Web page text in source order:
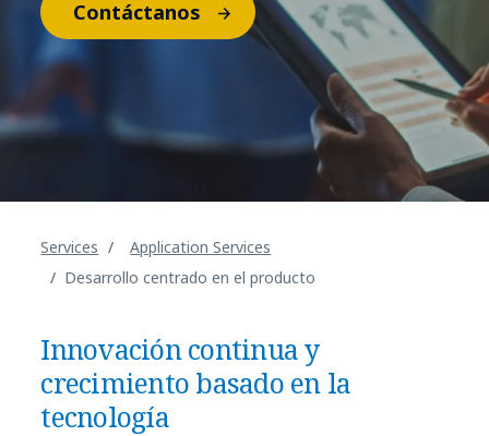
Contáctanos
Services
Application Services
Desarrollo centrado en el producto
Innovación continua y
crecimiento basado en la
tecnología